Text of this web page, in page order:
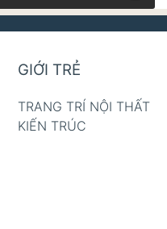
GIỚI TRẺ
TRANG TRÍ NỘI THẤT
KIẾN TRÚC